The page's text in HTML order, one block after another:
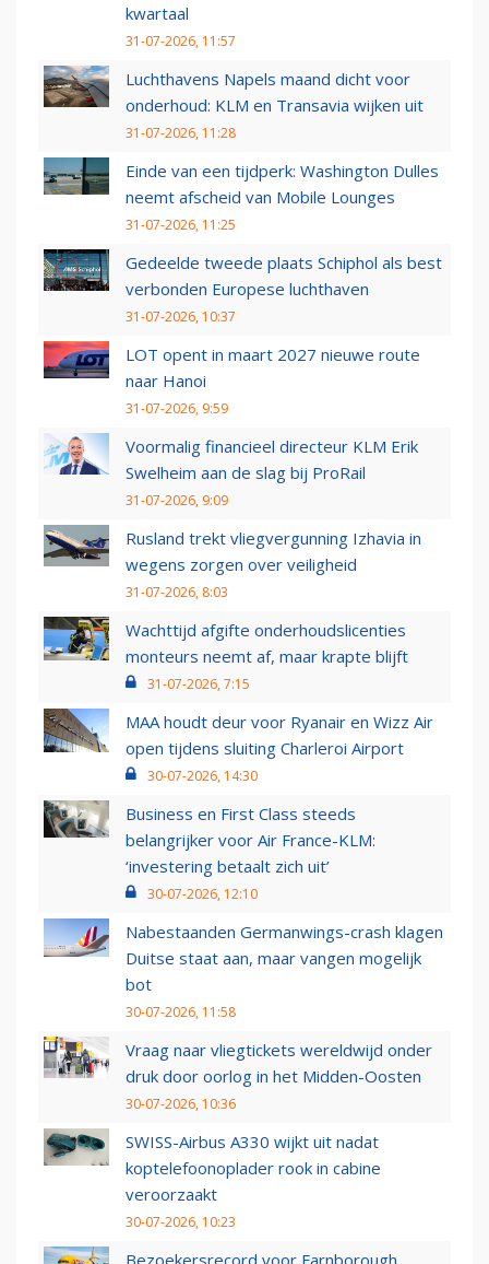
kwartaal
31-07-2026, 11:57
Luchthavens Napels maand dicht voor
onderhoud: KLM en Transavia wijken uit
31-07-2026, 11:28
Einde van een tijdperk: Washington Dulles
neemt afscheid van Mobile Lounges
31-07-2026, 11:25
Gedeelde tweede plaats Schiphol als best
verbonden Europese luchthaven
31-07-2026, 10:37
LOT opent in maart 2027 nieuwe route
naar Hanoi
31-07-2026, 9:59
Voormalig financieel directeur KLM Erik
Swelheim aan de slag bij ProRail
31-07-2026, 9:09
Rusland trekt vliegvergunning Izhavia in
wegens zorgen over veiligheid
31-07-2026, 8:03
Wachttijd afgifte onderhoudslicenties
monteurs neemt af, maar krapte blijft
31-07-2026, 7:15
MAA houdt deur voor Ryanair en Wizz Air
open tijdens sluiting Charleroi Airport
30-07-2026, 14:30
Business en First Class steeds
belangrijker voor Air France-KLM:
‘investering betaalt zich uit’
30-07-2026, 12:10
Nabestaanden Germanwings-crash klagen
Duitse staat aan, maar vangen mogelijk
bot
30-07-2026, 11:58
Vraag naar vliegtickets wereldwijd onder
druk door oorlog in het Midden-Oosten
30-07-2026, 10:36
SWISS-Airbus A330 wijkt uit nadat
koptelefoonoplader rook in cabine
veroorzaakt
30-07-2026, 10:23